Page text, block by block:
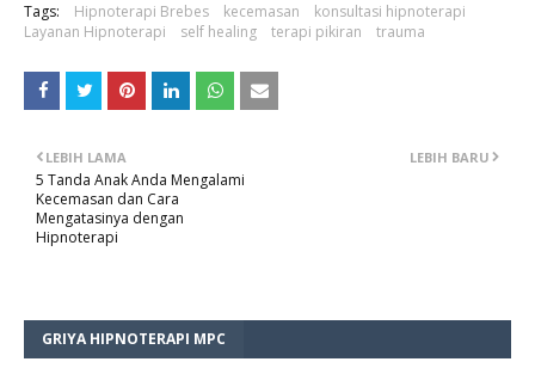
Tags: Hipnoterapi Brebes kecemasan
konsultasi hipnoterapi
Layanan Hipnoterapi
self healing terapi pikiran trauma
LEBIH BARU
LEBIH LAMA
5 Tanda Anak Anda Mengalami
Kecemasan dan Cara
Mengatasinya dengan
Hipnoterapi
GRIYA HIPNOTERAPI MPC